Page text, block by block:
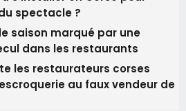
de CNI et recevez par
importantes et une sélection de